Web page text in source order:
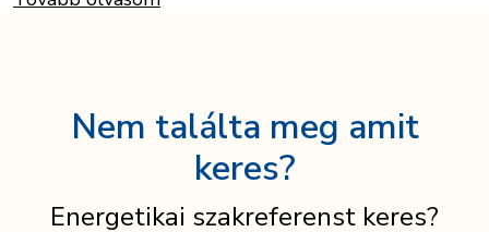
Nem találta meg amit
keres?
Energetikai szakreferenst keres?